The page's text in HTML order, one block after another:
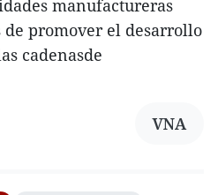
manufactureras
de promover el desarrollo
cadenasde
VNA